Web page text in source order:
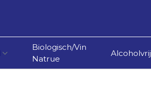
Biologisch/Vin
Natrue
Alcoholvrij